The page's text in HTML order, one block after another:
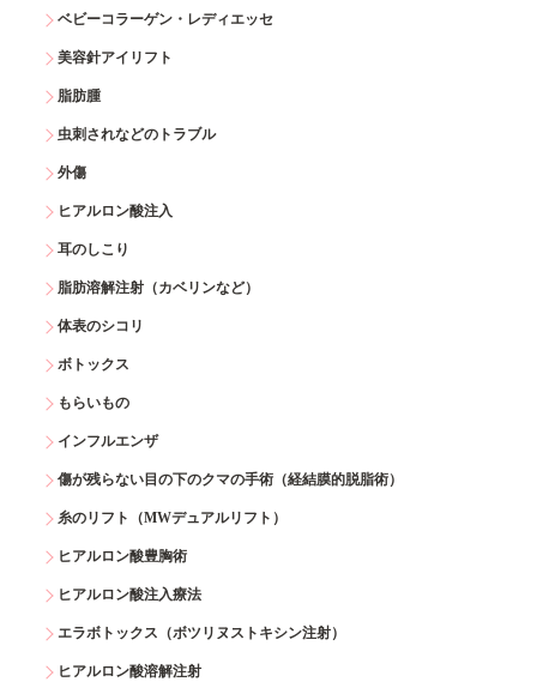
ベビーコラーゲン・レディエッセ
美容針アイリフト
脂肪腫
虫刺されなどのトラブル
外傷
ヒアルロン酸注入
耳のしこり
脂肪溶解注射（カベリンなど）
体表のシコリ
ボトックス
もらいもの
インフルエンザ
傷が残らない目の下のクマの手術（経結膜的脱脂術）
糸のリフト（MWデュアルリフト）
ヒアルロン酸豊胸術
ヒアルロン酸注入療法
エラボトックス（ボツリヌストキシン注射）
ヒアルロン酸溶解注射